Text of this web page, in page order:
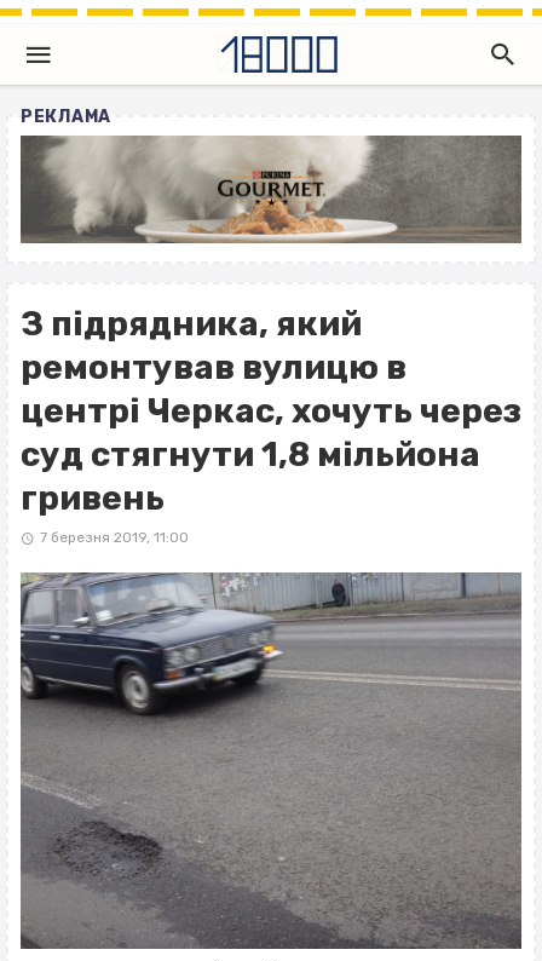
РЕКЛАМА
З підрядника, який
ремонтував вулицю в
центрі Черкас, хочуть через
суд стягнути 1,8 мільйона
гривень
7 березня 2019, 11:00